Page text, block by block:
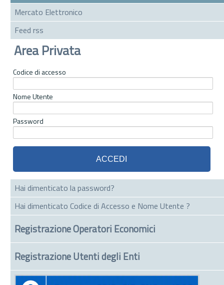
Mercato Elettronico
Feed rss
Area Privata
Codice di accesso
Nome Utente
Password
Hai dimenticato la password?
Hai dimenticato Codice di Accesso e Nome Utente ?
Registrazione Operatori Economici
Registrazione Utenti degli Enti